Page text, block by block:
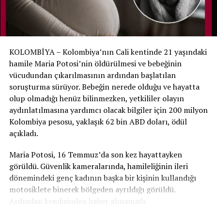
Noah yeniden muayene edildi ve yaşam belirtilerinin
bulunduğu belirlenerek yenidoğan yoğun bakımına geri
alındı.
Aile hastaneyi suçlamıyor
Hastane, ölüm tespitinde gerekli tıbbi ve yasal
prosedürlerin uygulandığını ve mevcut bulgular ışığında
bir ihmal tespit edilmediğini açıkladı. Noah’ın annesi de
hastane personelinin oğlunu kurtarmak için yoğun çaba
gösterdiğini belirterek sağlık ekibini suçlamadıklarını
söyledi.
Noah daha sonra tedavisinin devamı için Bauru’daki São
Paulo Üniversitesi’ne bağlı uzman hastaneye nakledildi.
KOLOMBİYA – Kolombiya’nın Cali kentinde 21 yaşındaki
hamile Maria Potosi’nin öldürülmesi ve bebeğinin
vücudundan çıkarılmasının ardından başlatılan
soruşturma sürüyor. Bebeğin nerede olduğu ve hayatta
olup olmadığı henüz bilinmezken, yetkililer olayın
aydınlatılmasına yardımcı olacak bilgiler için 200 milyon
Kolombiya pesosu, yaklaşık 62 bin ABD doları, ödül
açıkladı.
Maria Potosi, 16 Temmuz’da son kez hayattayken
görüldü. Güvenlik kameralarında, hamileliğinin ileri
dönemindeki genç kadının başka bir kişinin kullandığı
motosiklete binerek bölgeden ayrıldığı görüldü.
Ardından kendisinden haber alınamadı.